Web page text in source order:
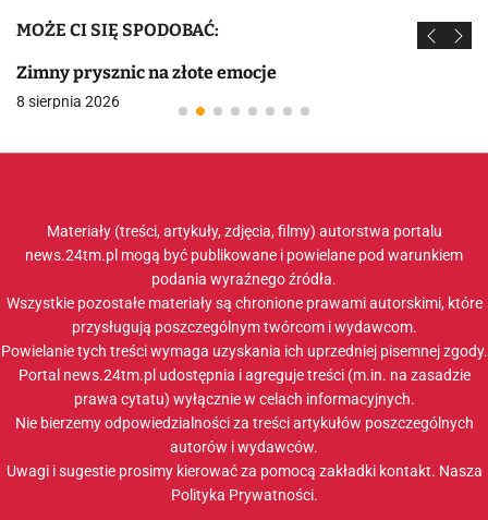
MOŻE CI SIĘ SPODOBAĆ:
Zimny prysznic na złote emocje
8 sierpnia 2026
Materiały (treści, artykuły, zdjęcia, filmy) autorstwa portalu
news.24tm.pl mogą być publikowane i powielane pod warunkiem
podania wyraźnego źródła.
Wszystkie pozostałe materiały są chronione prawami autorskimi, które
przysługują poszczególnym twórcom i wydawcom.
Powielanie tych treści wymaga uzyskania ich uprzedniej pisemnej zgody.
Portal news.24tm.pl udostępnia i agreguje treści (m.in. na zasadzie
prawa cytatu) wyłącznie w celach informacyjnych.
Nie bierzemy odpowiedzialności za treści artykułów poszczególnych
autorów i wydawców.
Uwagi i sugestie prosimy kierować za pomocą zakładki kontakt. Nasza
Polityka Prywatności.